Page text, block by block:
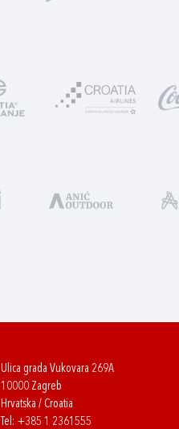
Ulica grada Vukovara 269A
10000 Zagreb
Hrvatska / Croatia
Tel: +385 1 2361555